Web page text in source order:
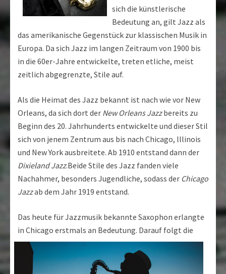
sich die künstlerische
Bedeutung an, gilt Jazz als
das amerikanische Gegenstück zur klassischen Musik in
Europa. Da sich Jazz im langen Zeitraum von 1900 bis
in die 60er-Jahre entwickelte, treten etliche, meist
zeitlich abgegrenzte, Stile auf.
Als die Heimat des Jazz bekannt ist nach wie vor New
Orleans, da sich dort der New Orleans Jazzbereits zu
Beginn des 20. Jahrhunderts entwickelte und dieser Stil
sich von jenem Zentrum aus bis nach Chicago, lllinois
und New York ausbreitete. Ab 1910 entstand dann der
Dixieland Jazz.Beide Stile des Jazz fanden viele
Nachahmer, besonders Jugendliche, sodass der Chicago
Jazzab dem Jahr 1919 entstand.
Das heute für Jazzmusik bekannte Saxophon erlangte
in Chicago erstmals an Bedeutung. Darauf folgt die